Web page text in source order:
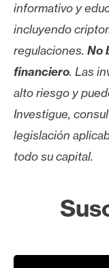
informativo y
incluyendo
regulaciones. No
financiero. Las
alto riesgo y
Investigue,
legislación
todo su capital.